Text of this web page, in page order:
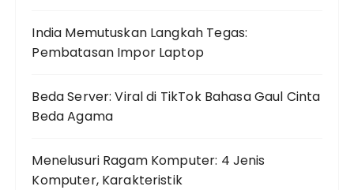
India Memutuskan Langkah Tegas:
Pembatasan Impor Laptop
Beda Server: Viral di TikTok Bahasa Gaul Cinta
Beda Agama
Menelusuri Ragam Komputer: 4 Jenis
Komputer, Karakteristik